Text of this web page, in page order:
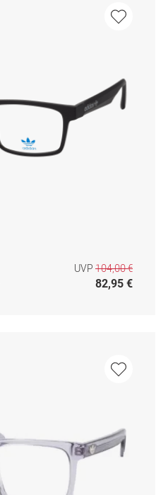
UVP 104,00 €
82,95 €